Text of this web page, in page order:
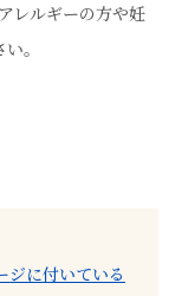
レルギーの方や妊
。
ジに付いている